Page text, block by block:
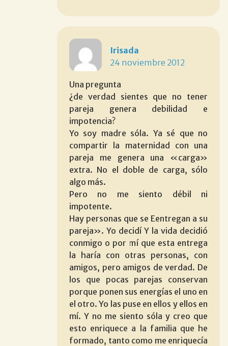
Irisada
24 noviembre 2012
Una pregunta
¿de verdad sientes que no tener
pareja genera debilidad e
impotencia?
Yo soy madre sóla. Ya sé que no
compartir la maternidad con una
pareja me genera una «carga»
extra. No el doble de carga, sólo
algo más.
Pero no me siento débil ni
impotente.
Hay personas que se Eentregan a su
pareja». Yo decidí Y la vida decidió
conmigo o por mí que esta entrega
la haría con otras personas, con
amigos, pero amigos de verdad. De
los que pocas parejas conservan
porque ponen sus energías el uno en
el otro. Yo las puse en ellos y ellos en
mí. Y no me siento sóla y creo que
esto enriquece a la familia que he
formado, tanto como me enriquecía